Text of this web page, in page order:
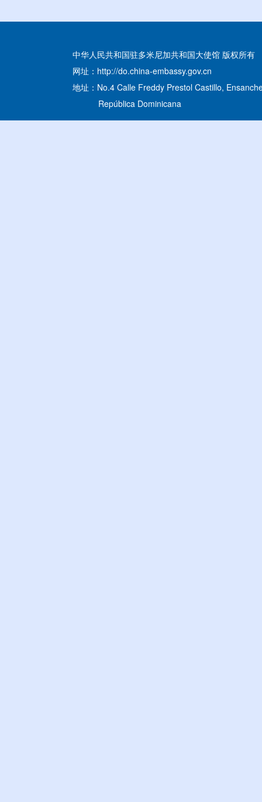
中华人民共和国驻多米尼加共和国大使馆 版权所有
网址：http://do.china-embassy.gov.cn
地址：No.4 Calle Freddy Prestol Castillo,
República Dominicana